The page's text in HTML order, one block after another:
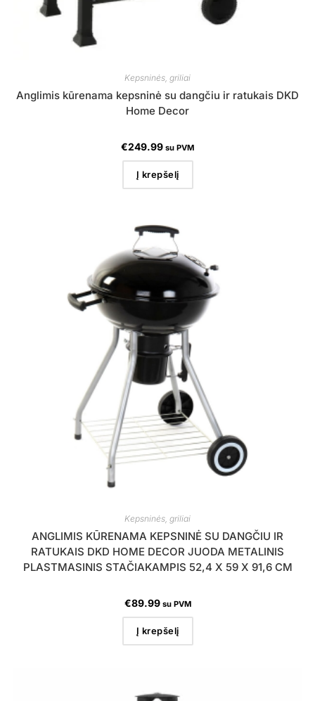
Kepsninės, griliai
Anglimis kūrenama kepsninė su dangčiu ir ratukais DKD
Home Decor
€249.99 su PVM
Į krepšelį
Kepsninės, griliai
ANGLIMIS KŪRENAMA KEPSNINĖ SU DANGČIU IR
RATUKAIS DKD HOME DECOR JUODA METALINIS
PLASTMASINIS STAČIAKAMPIS 52,4 X 59 X 91,6 CM
€89.99 su PVM
Į krepšelį